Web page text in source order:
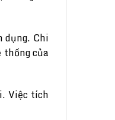
dụng. Chi
của
Việc tích